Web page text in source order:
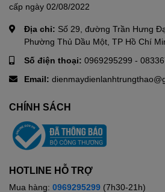
cấp ngày 02/08/2022
Địa chỉ: Số 29, đường Trần Hưng
Phường Thủ Dầu Một, TP Hồ Chí
Số điện thoại: 0969295299 -
Email:
CHÍNH SÁCH
HOTLINE HỖ TRỢ
Mua hàng: 0969295299 (7h30-21h)